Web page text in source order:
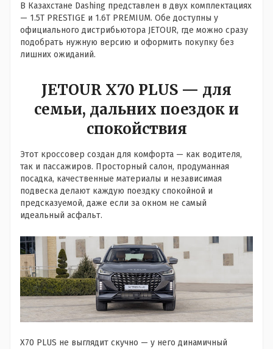
В Казахстане Dashing представлен в двух комплектациях
— 1.5T PRESTIGE и 1.6T PREMIUM. Обе доступны у
официального дистрибьютора JETOUR, где можно сразу
подобрать нужную версию и оформить покупку без
лишних ожиданий.
JETOUR X70 PLUS — для
семьи, дальних поездок и
спокойствия
Этот кроссовер создан для комфорта — как водителя,
так и пассажиров. Просторный салон, продуманная
посадка, качественные материалы и независимая
подвеска делают каждую поездку спокойной и
предсказуемой, даже если за окном не самый
идеальный асфальт.
X70 PLUS не выглядит скучно — у него динамичный